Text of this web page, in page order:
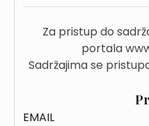
Za pristup do
portala
Sadržajima se
EMAIL